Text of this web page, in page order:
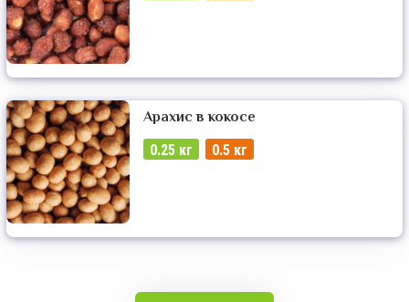
Арахис в кокосе
0.25 кг 0.5 кг